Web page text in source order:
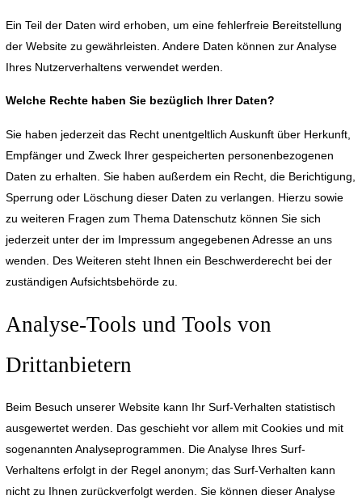
Ein Teil der Daten wird erhoben, um eine fehlerfreie Bereitstellung
der Website zu gewährleisten. Andere Daten können zur Analyse
Ihres Nutzerverhaltens verwendet werden.
Welche Rechte haben Sie bezüglich Ihrer Daten?
Sie haben jederzeit das Recht unentgeltlich Auskunft über Herkunft,
Empfänger und Zweck Ihrer gespeicherten personenbezogenen
Daten zu erhalten. Sie haben außerdem ein Recht, die Berichtigung,
Sperrung oder Löschung dieser Daten zu verlangen. Hierzu sowie
zu weiteren Fragen zum Thema Datenschutz können Sie sich
jederzeit unter der im Impressum angegebenen Adresse an uns
wenden. Des Weiteren steht Ihnen ein Beschwerderecht bei der
zuständigen Aufsichtsbehörde zu.
Analyse-Tools und Tools von
Drittanbietern
Beim Besuch unserer Website kann Ihr Surf-Verhalten statistisch
ausgewertet werden. Das geschieht vor allem mit Cookies und mit
sogenannten Analyseprogrammen. Die Analyse Ihres Surf-
Verhaltens erfolgt in der Regel anonym; das Surf-Verhalten kann
nicht zu Ihnen zurückverfolgt werden. Sie können dieser Analyse